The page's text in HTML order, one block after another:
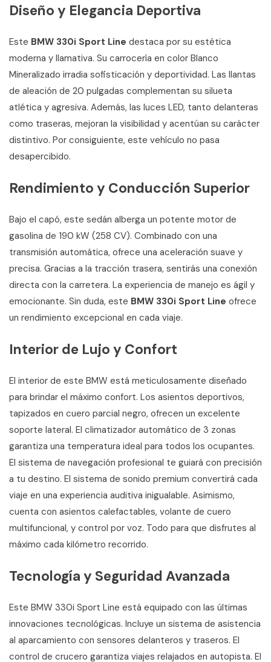
Diseño y Elegancia Deportiva
Este BMW 330i Sport Line destaca por su estética
moderna y llamativa. Su carrocería en color Blanco
Mineralizado irradia sofisticación y deportividad. Las llantas
de aleación de 20 pulgadas complementan su silueta
atlética y agresiva. Además, las luces LED, tanto delanteras
como traseras, mejoran la visibilidad y acentúan su carácter
distintivo. Por consiguiente, este vehículo no pasa
desapercibido.
Rendimiento y Conducción Superior
Bajo el capó, este sedán alberga un potente motor de
gasolina de 190 kW (258 CV). Combinado con una
transmisión automática, ofrece una aceleración suave y
precisa. Gracias a la tracción trasera, sentirás una conexión
directa con la carretera. La experiencia de manejo es ágil y
emocionante. Sin duda, este BMW 330i Sport Line ofrece
un rendimiento excepcional en cada viaje.
Interior de Lujo y Confort
El interior de este BMW está meticulosamente diseñado
para brindar el máximo confort. Los asientos deportivos,
tapizados en cuero parcial negro, ofrecen un excelente
soporte lateral. El climatizador automático de 3 zonas
garantiza una temperatura ideal para todos los ocupantes.
El sistema de navegación profesional te guiará con precisión
a tu destino. El sistema de sonido premium convertirá cada
viaje en una experiencia auditiva inigualable. Asimismo,
cuenta con asientos calefactables, volante de cuero
multifuncional, y control por voz. Todo para que disfrutes al
máximo cada kilómetro recorrido.
Tecnología y Seguridad Avanzada
Este BMW 330i Sport Line está equipado con las últimas
innovaciones tecnológicas. Incluye un sistema de asistencia
al aparcamiento con sensores delanteros y traseros. El
control de crucero garantiza viajes relajados en autopista. El